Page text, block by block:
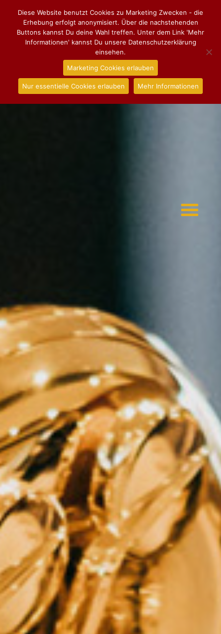
Diese Website benutzt Cookies zu Marketing Zwecken - die
Erhebung erfolgt anonymisiert. Über die nachstehenden
Buttons kannst Du deine Wahl treffen. Unter dem Link 'Mehr
Informationen' kannst Du unsere Datenschutzerklärung
einsehen.
Marketing Cookies erlauben
Nur essentielle Cookies erlauben Mehr Informationen